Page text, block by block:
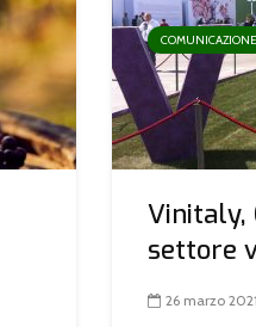
COMUNICAZIONE
Vinitaly,
settore
26 marzo 2021